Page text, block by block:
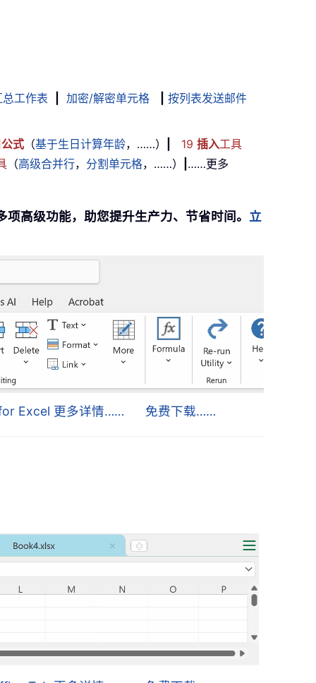
总工作表 加密/解密单元格 按列表发送邮件
公式 （基于生日计算年龄，……） 19 插入工具
（高级合并行， 分割单元格，……） ……更多
高级功能，助您提升生产力、节省时间。 立
Excel 更多详情…… 免费下载……